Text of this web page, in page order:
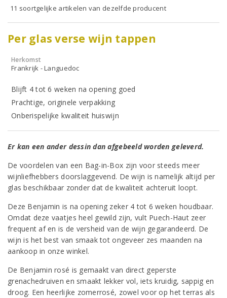
11 soortgelijke artikelen van dezelfde producent
Per glas verse wijn tappen
Herkomst
Frankrijk - Languedoc
Blijft 4 tot 6 weken na opening goed
Prachtige, originele verpakking
Onberispelijke kwaliteit huiswijn
Er kan een ander dessin dan afgebeeld worden geleverd.
De voordelen van een Bag-in-Box zijn voor steeds meer
wijnliefhebbers doorslaggevend. De wijn is namelijk altijd per
glas beschikbaar zonder dat de kwaliteit achteruit loopt.
Deze Benjamin is na opening zeker 4 tot 6 weken houdbaar.
Omdat deze vaatjes heel gewild zijn, vult Puech-Haut zeer
frequent af en is de versheid van de wijn gegarandeerd. De
wijn is het best van smaak tot ongeveer zes maanden na
aankoop in onze winkel.
De Benjamin rosé is gemaakt van direct geperste
grenachedruiven en smaakt lekker vol, iets kruidig, sappig en
droog. Een heerlijke zomerrosé, zowel voor op het terras als